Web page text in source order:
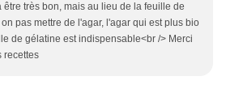
être très bon, mais au lieu de la feuille de
pas mettre de l'agar, l'agar qui est plus bio
de gélatine est indispensable<br /> Merci
recettes